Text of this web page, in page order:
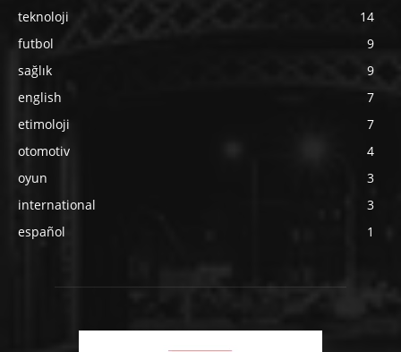
teknoloji
14
futbol
9
sağlık
9
english
7
etimoloji
7
otomotiv
4
oyun
3
international
3
español
1